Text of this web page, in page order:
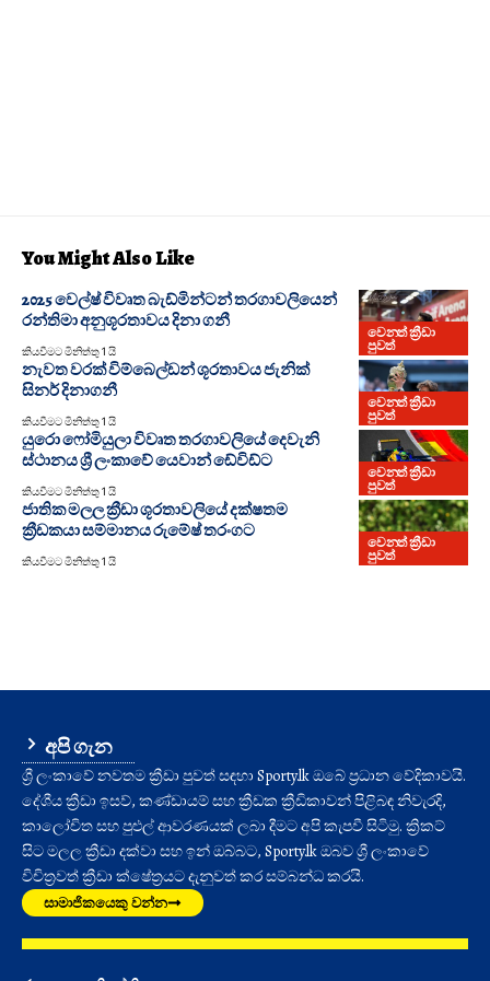
You Might Also Like
වෙනත් ක්‍රීඩා
පුවත්
2025 වෙල්ෂ් විවෘත බැඩ්මින්ටන් තරගාවලියෙන්
රන්තිමා අනුශූරතාවය දිනා ගනී
කියවීමට මිනිත්තු 1 යි
වෙනත් ක්‍රීඩා
පුවත්
නැවත වරක් විම්බෙල්ඩන් ශූරතාවය ජැනික්
සිනර් දිනාගනී
කියවීමට මිනිත්තු 1 යි
වෙනත් ක්‍රීඩා
පුවත්
යුරො ෆෝමියුලා විවෘත තරගාවලියේ දෙවැනි
ස්ථානය ශ්‍රී ලංකාවේ යෙවාන් ඩේවිඩ්ට
කියවීමට මිනිත්තු 1 යි
වෙනත් ක්‍රීඩා
පුවත්
ජාතික මලල ක්‍රීඩා ශූරතාවලියේ දක්ෂතම
ක්‍රීඩකයා සම්මානය රුමේෂ් තරංගට
කියවීමට මිනිත්තු 1 යි
අපි ගැන
ශ්‍රී ලංකාවේ නවතම ක්‍රීඩා පුවත් සඳහා Sporty.lk ඔබේ ප්‍රධාන වේදිකාවයි.
දේශීය ක්‍රීඩා ඉසව්, කණ්ඩායම් සහ ක්‍රීඩක ක්‍රීඩිකාවන් පිළිබඳ නිවැරදි,
කාලෝචිත සහ පුළුල් ආවරණයක් ලබා දීමට අපි කැපවී සිටිමු. ක්‍රිකට්
සිට මලල ක්‍රීඩා දක්වා සහ ඉන් ඔබ්බට, Sporty.lk ඔබව ශ්‍රී ලංකාවේ
විචිත්‍රවත් ක්‍රීඩා ක්ෂේත්‍රයට දැනුවත් කර සම්බන්ධ කරයි.
සාමාජිකයෙකු වන්න